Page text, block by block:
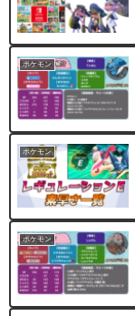
ポケモン
ポケモン
ポケモン